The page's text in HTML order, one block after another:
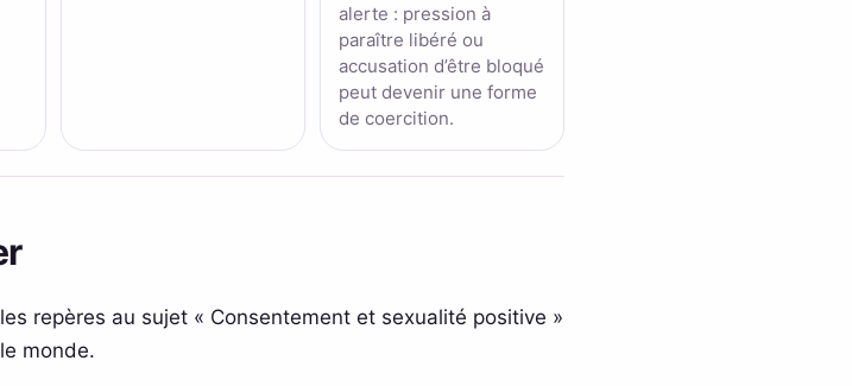
alerte : pression à
paraître libéré ou
accusation d’être bloqué
peut devenir une forme
de coercition.
repères au sujet « Consentement et sexualité positive »
monde.